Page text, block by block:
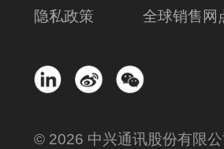
隐私政策
全球销售网
© 2026 中兴通讯股份有限